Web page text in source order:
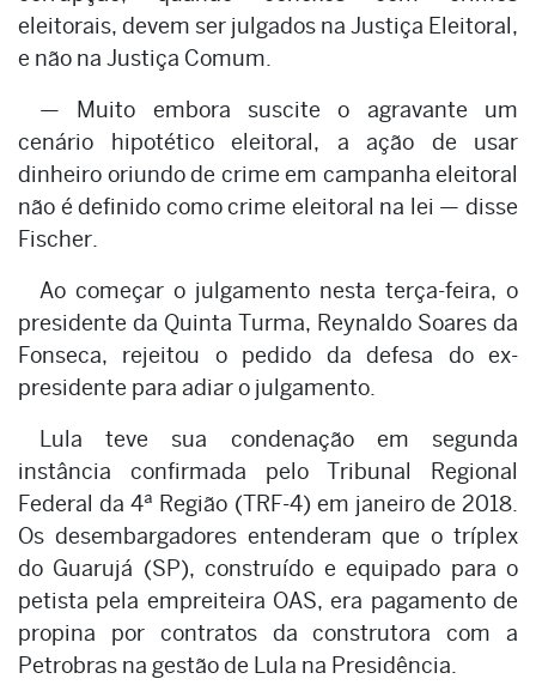
eleitorais, devem ser julgados na Justiça Eleitoral,
e não na Justiça Comum.
— Muito embora suscite o agravante um
cenário hipotético eleitoral, a ação de usar
dinheiro oriundo de crime em campanha eleitoral
não é definido como crime eleitoral na lei — disse
Fischer.
Ao começar o julgamento nesta terça-feira, o
presidente da Quinta Turma, Reynaldo Soares da
Fonseca, rejeitou o pedido da defesa do ex-
presidente para adiar o julgamento.
Lula teve sua condenação em segunda
instância confirmada pelo Tribunal Regional
Federal da 4ª Região (TRF-4) em janeiro de 2018.
Os desembargadores entenderam que o tríplex
do Guarujá (SP), construído e equipado para o
petista pela empreiteira OAS, era pagamento de
propina por contratos da construtora com a
Petrobras na gestão de Lula na Presidência.